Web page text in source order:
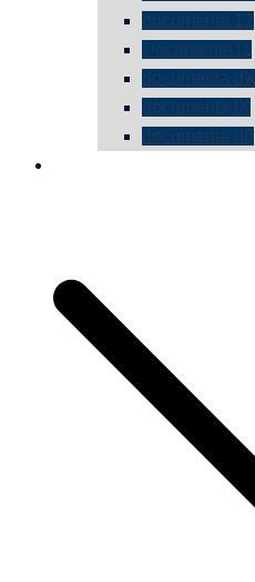
documenta 12
Documenta11
documenta dX
documenta IX
documenta d8